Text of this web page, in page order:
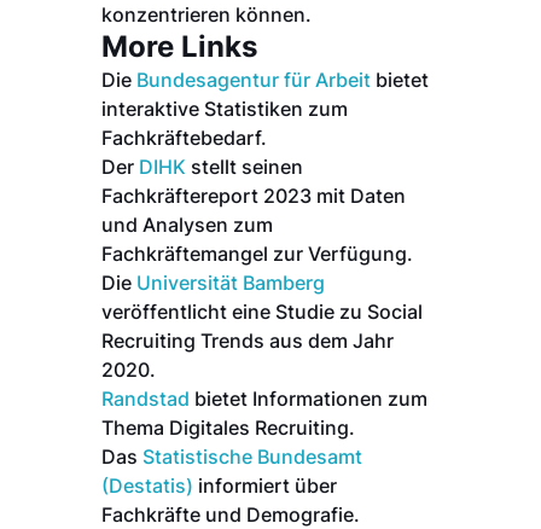
konzentrieren können.
More Links
Die Bundesagentur für Arbeit bietet
interaktive Statistiken zum
Fachkräftebedarf.
Der DIHK stellt seinen
Fachkräftereport 2023 mit Daten
und Analysen zum
Fachkräftemangel zur Verfügung.
Die Universität Bamberg
veröffentlicht eine Studie zu Social
Recruiting Trends aus dem Jahr
2020.
Randstad bietet Informationen zum
Thema Digitales Recruiting.
Das Statistische Bundesamt
(Destatis) informiert über
Fachkräfte und Demografie.